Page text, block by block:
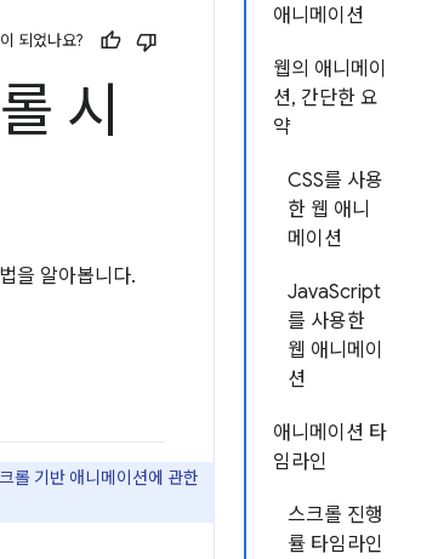
애니메이션
웹의 애니메이
션, 간단한 요
약
CSS를 사용
한 웹 애니
메이션
JavaScript
를 사용한
웹 애니메이
션
애니메이션 타
임라인
스크롤 진행
률 타임라인
되었나요?
시
을 알아봅니다.
롤 기반 애니메이션에 관한